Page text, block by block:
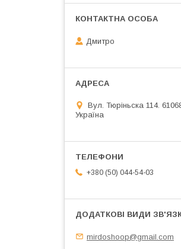
Дмитро
Вул. Тюріньска 114.
Україна
+380 (50) 044-54-03
mirdoshoop@gmail.com